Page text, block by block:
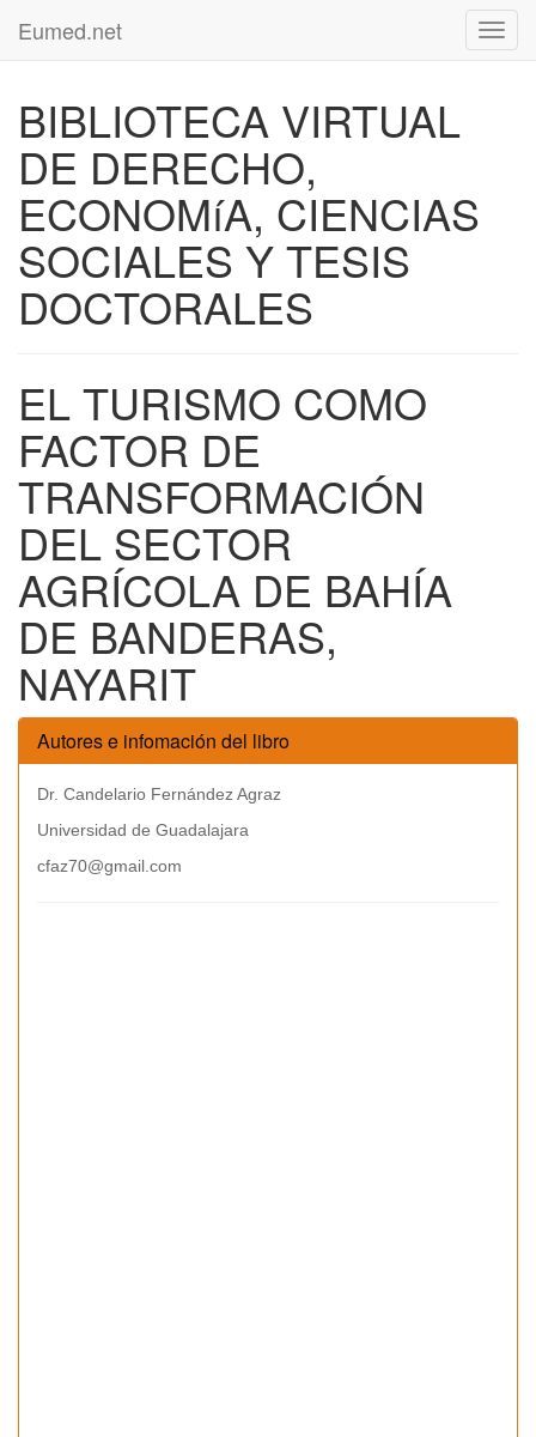
Eumed.net
BIBLIOTECA VIRTUAL
DE DERECHO,
ECONOMíA, CIENCIAS
SOCIALES Y TESIS
DOCTORALES
EL TURISMO COMO
FACTOR DE
TRANSFORMACIÓN
DEL SECTOR
AGRÍCOLA DE BAHÍA
DE BANDERAS,
NAYARIT
Autores e infomación del libro
Dr. Candelario Fernández Agraz
Universidad de Guadalajara
cfaz70@gmail.com